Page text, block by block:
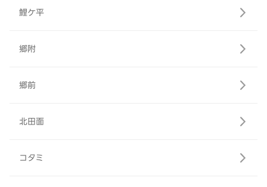
鯉ケ平
郷附
郷前
北田面
コタミ